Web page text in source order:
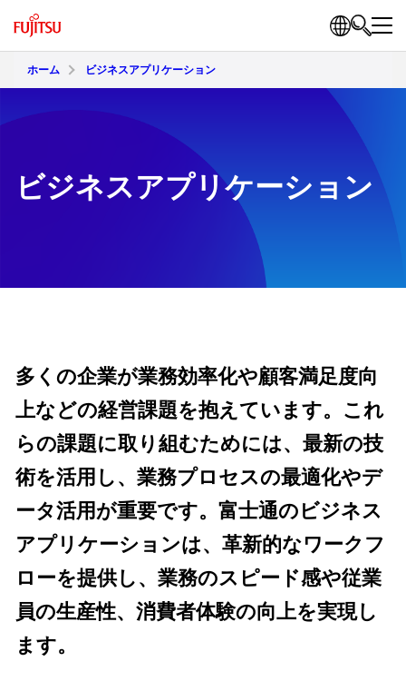
ホーム ビジネスアプリケーション
ビジネスアプリケーション
多くの企業が業務効率化や顧客満足度向
上などの経営課題を抱えています。これ
らの課題に取り組むためには、最新の技
術を活用し、業務プロセスの最適化やデ
ータ活用が重要です。富士通のビジネス
アプリケーションは、革新的なワークフ
ローを提供し、業務のスピード感や従業
員の生産性、消費者体験の向上を実現し
ます。